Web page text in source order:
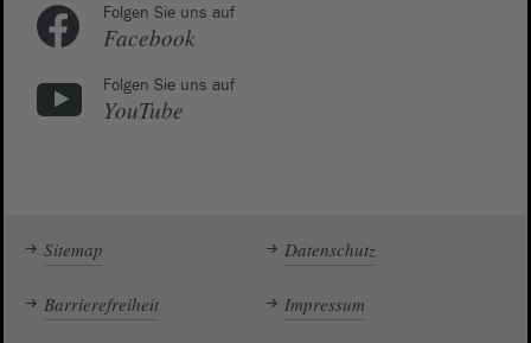
Folgen Sie uns auf
Facebook
Folgen Sie uns auf
YouTube
Sitemap Datenschutz
Barrierefreiheit Impressum